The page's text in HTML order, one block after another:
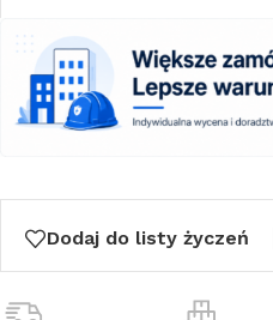
Dodaj do listy życzeń